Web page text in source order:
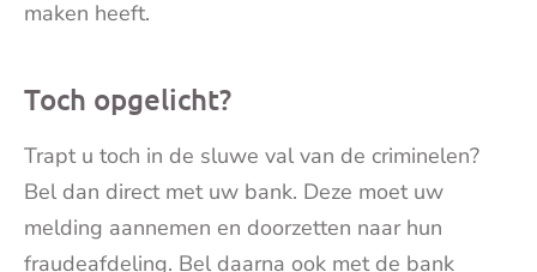
maken heeft.
Toch opgelicht?
Trapt u toch in de sluwe val van de criminelen?
Bel dan direct met uw bank. Deze moet uw
melding aannemen en doorzetten naar hun
fraudeafdeling. Bel daarna ook met de bank